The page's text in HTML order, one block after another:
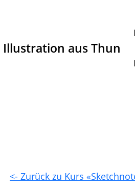
<- Zurück zu Kurs